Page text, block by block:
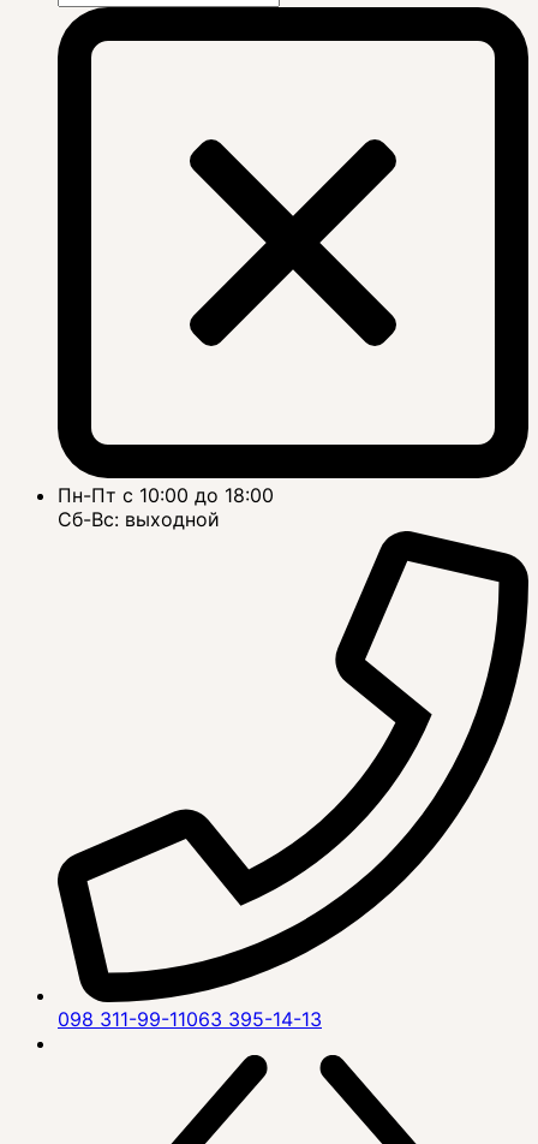
Пн-Пт с 10:00 до 18:00
Сб-Вс: выходной
098 311-99-11063 395-14-13